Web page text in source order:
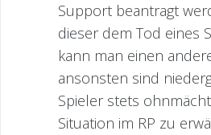
Support beantragt
dieser dem Tod eines
kann man einen
ansonsten sind
Spieler stets
Situation im RP zu